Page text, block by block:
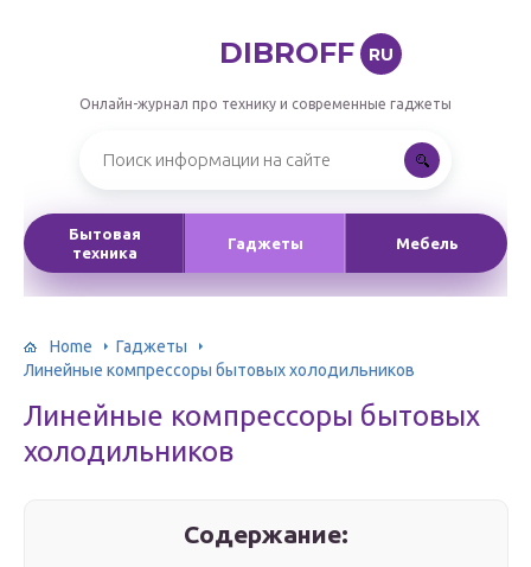
DIBROFF RU
Онлайн-журнал про технику и современные гаджеты
Бытовая
техника
Гаджеты Мебель
Home
Гаджеты
Линейные компрессоры бытовых холодильников
Линейные компрессоры бытовых
холодильников
Содержание: